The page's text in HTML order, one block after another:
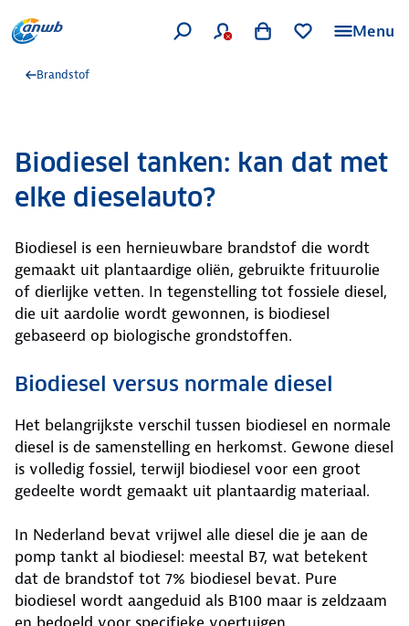
Menu
Brandstof
Biodiesel tanken: kan dat met
elke dieselauto?
Biodiesel is een hernieuwbare brandstof die wordt
gemaakt uit plantaardige oliën, gebruikte frituurolie
of dierlijke vetten. In tegenstelling tot fossiele diesel,
die uit aardolie wordt gewonnen, is biodiesel
gebaseerd op biologische grondstoffen.
Biodiesel versus normale diesel
Het belangrijkste verschil tussen biodiesel en normale
diesel is de samenstelling en herkomst. Gewone diesel
is volledig fossiel, terwijl biodiesel voor een groot
gedeelte wordt gemaakt uit plantaardig materiaal.
In Nederland bevat vrijwel alle diesel die je aan de
pomp tankt al biodiesel: meestal B7, wat betekent
dat de brandstof tot 7% biodiesel bevat. Pure
biodiesel wordt aangeduid als B100 maar is zeldzaam